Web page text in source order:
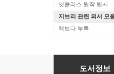
넷플리스 원작 원서
지브리 관련 외서 모
책보다 부록
Rock
도서정보